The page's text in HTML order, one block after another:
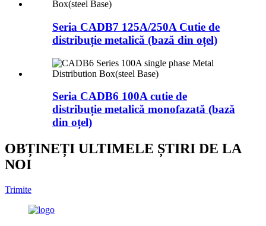
Seria CADB7 125A/250A Cutie de
distribuție metalică (bază din oțel)
Seria CADB6 100A cutie de
distribuție metalică monofazată (bază
din oțel)
OBȚINEȚI ULTIMELE ȘTIRI DE LA
NOI
Trimite